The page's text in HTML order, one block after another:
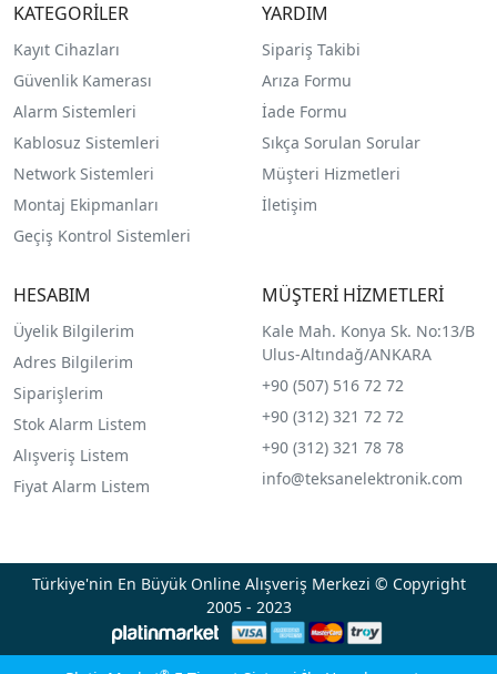
KATEGORİLER
Kayıt Cihazları
Güvenlik Kamerası
Alarm Sistemleri
Kablosuz Sistemleri
Network Sistemleri
Montaj Ekipmanları
Geçiş Kontrol Sistemleri
YARDIM
Sipariş Takibi
Arıza Formu
İade Formu
Sıkça Sorulan Sorular
Müşteri Hizmetleri
İletişim
HESABIM
Üyelik Bilgilerim
Adres Bilgilerim
Siparişlerim
Stok Alarm Listem
Alışveriş Listem
Fiyat Alarm Listem
MÜŞTERİ HİZMETLERİ
Kale Mah. Konya Sk. No:13/B
Ulus-Altındağ/ANKARA
+90 (507) 516 72 72
+90 (312) 321 72 72
+90 (312) 321 78 78
info@teksanelektronik.com
Türkiye'nin En Büyük Online Alışveriş Merkezi © Copyright
2005 - 2023